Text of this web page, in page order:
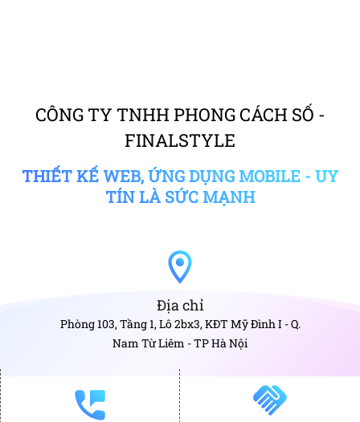
CÔNG TY TNHH PHONG CÁCH SỐ -
FINALSTYLE
THIẾT KẾ WEB, ỨNG DỤNG MOBILE - UY
TÍN LÀ SỨC MẠNH
Địa chỉ
Phòng 103, Tầng 1, Lô 2bx3, KĐT Mỹ Đình I - Q.
Nam Từ Liêm - TP Hà Nội